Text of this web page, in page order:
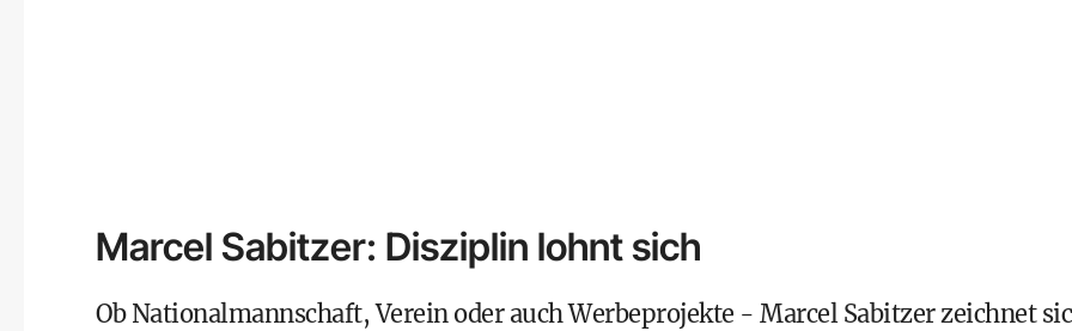
Marcel Sabitzer: Disziplin lohnt sich
Ob Nationalmannschaft, Verein oder auch Werbeprojekte - Marcel Sabitzer zeichnet